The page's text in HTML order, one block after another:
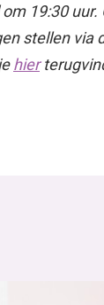
19:30 uur.
stellen via
hier